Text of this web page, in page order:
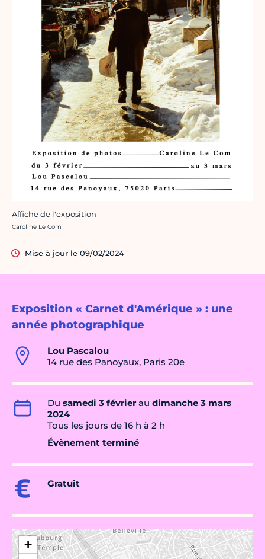
Exposition « Carnet d'Amérique » : une
année photographique
Lou Pascalou
14 rue des Panoyaux, Paris 20e
Du samedi 3 févrierau dimanche 3 mars
2024
Tous les jours de 16 h à 2 h
Évènement terminé
Gratuit
+
Affiche de l'exposition
Crédit photo :
Caroline Le Com
Mise à jour le 09/02/2024